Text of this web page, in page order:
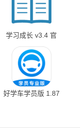
学习成长 v3.4 官
方版
好学车学员版 1.87